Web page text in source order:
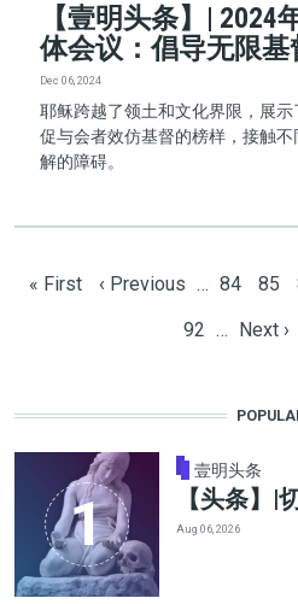
【壹明头条】| 2024
体会议：倡导无限基
Dec 06, 2024
耶稣跨越了领土和文化界限，展
促与会者效仿基督的榜样，接触
解的障碍。
First page
« First Previous page
‹ Previous … Page
84 85
Page
92 … Next
Next ›
壹明头条
【头条】|
Aug 06, 2026